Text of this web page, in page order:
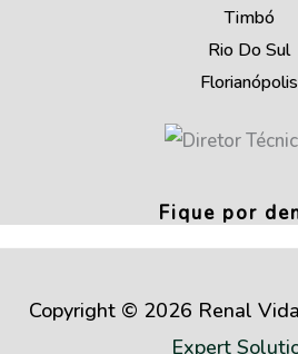
Timbó
Rio Do Sul
Florianópolis
Fique por
Copyright © 2026 Renal
Expert